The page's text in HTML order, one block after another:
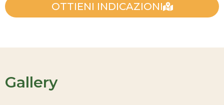
OTTIENI INDICAZIONI
Gallery